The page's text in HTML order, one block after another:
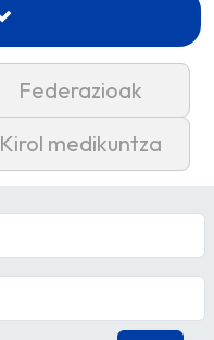
Federazioak
Kirol medikuntza